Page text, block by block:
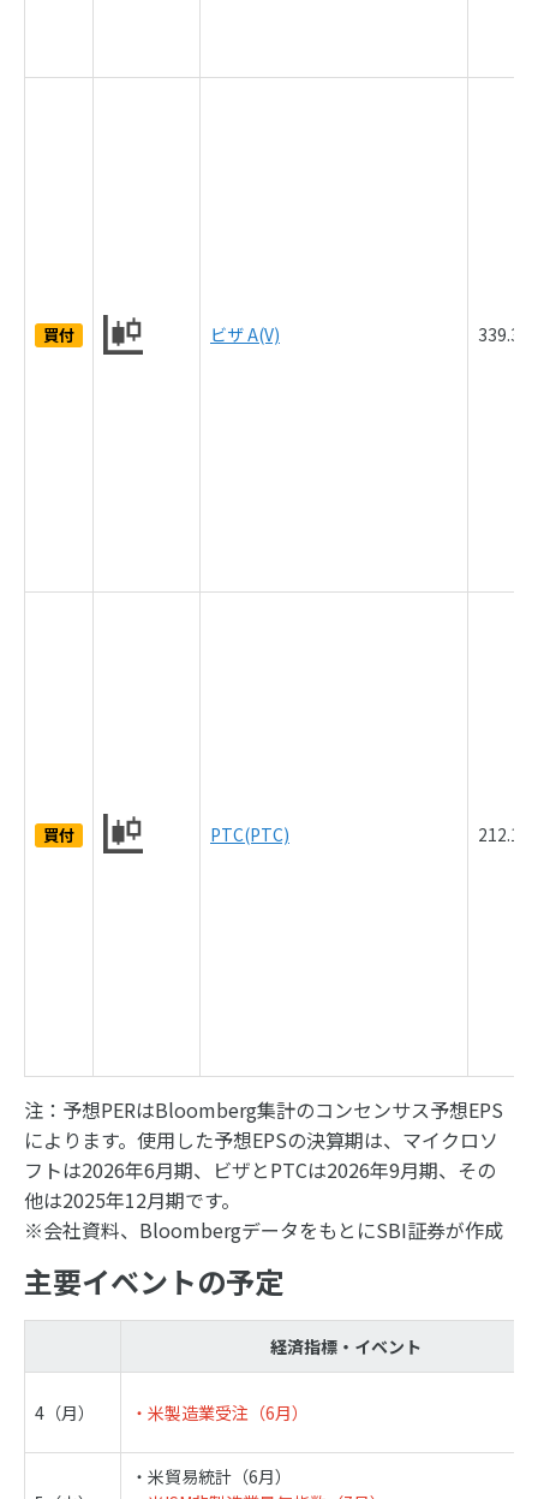
買付 ビザ A(V) 339.35
買付 PTC(PTC) 212.11
注：予想PERはBloomberg集計のコンセンサス予想EPS
によります。使用した予想EPSの決算期は、マイクロソ
フトは2026年6月期、ビザとPTCは2026年9月期、その
他は2025年12月期です。
※会社資料、BloombergデータをもとにSBI証券が作成
主要イベントの予定
経済指標・イベント
4（月） ・米製造業受注（6月）
・米貿易統計（6月）